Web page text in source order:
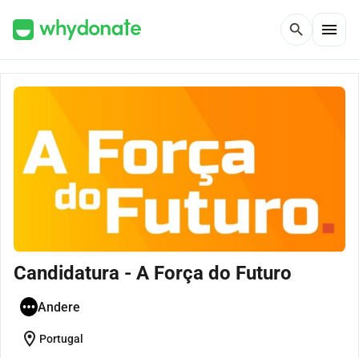
search menu
Candidatura - A Força do Futuro
Andere
location_on Portugal